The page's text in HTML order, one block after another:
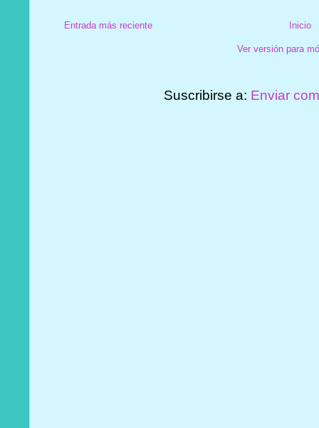
Entrada más reciente Inicio
Ver versión para
Suscribirse a: Enviar